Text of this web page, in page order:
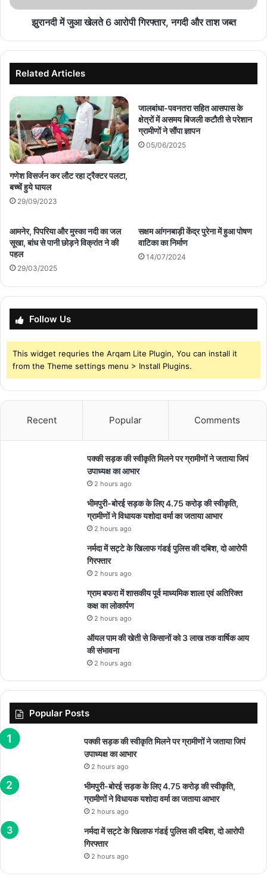
और
झुरानदी में जुआ खेलते 6 आरोपी गिरफ्तार, नगदी और ताश जब्त
Related Articles
गणेश विसर्जन कर लौट रहा ट्रैक्टर पलटा,
बच्चें हुये घायल
29/09/2023
जालबांधा-पवनतरा सहित आसपास के
क्षेत्रों में असमय बिजली कटौती से परेशान
ग्रामीणों ने सौंपा ज्ञापन
05/06/2025
आमनेर, पिपरिया और मुस्का नदी का जल
सूखा, बांध से पानी छोड़ने विक्रांत ने की
पहल
29/03/2025
सक्षम आंगनबाड़ी केंद्र पुरेना में हुआ पोषण
वाटिका का निर्माण
14/07/2024
Follow Us
This widget requries the Arqam Lite Plugin, You can install it
from the Theme settings menu > Install Plugins.
Recent Popular Comments
पक्की सड़क की स्वीकृति मिलने पर ग्रामीणों ने जताया जिपं
उपाध्यक्ष का आभार
2 hours ago
भीमपुरी-बोरई सड़क के लिए 4.75 करोड़ की स्वीकृति,
ग्रामीणों ने विधायक यशोदा वर्मा का जताया आभार
2 hours ago
नर्मदा में सट्टे के खिलाफ गंडई पुलिस की दबिश, दो आरोपी
गिरफ्तार
2 hours ago
ग्राम बफरा में शासकीय पूर्व माध्यमिक शाला एवं अतिरिक्त
कक्ष का लोकार्पण
2 hours ago
ऑयल पाम की खेती से किसानों को 3 लाख तक वार्षिक आय
की संभावना
2 hours ago
Popular Posts
पक्की सड़क की स्वीकृति मिलने पर ग्रामीणों ने जताया जिपं
उपाध्यक्ष का आभार
2 hours ago
भीमपुरी-बोरई सड़क के लिए 4.75 करोड़ की स्वीकृति,
ग्रामीणों ने विधायक यशोदा वर्मा का जताया आभार
2 hours ago
नर्मदा में सट्टे के खिलाफ गंडई पुलिस की दबिश, दो आरोपी
गिरफ्तार
2 hours ago